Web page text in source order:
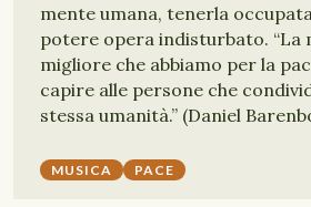
mente umana, tenerla
potere opera indisturbato. “La
migliore che abbiamo per la
capire alle persone che
stessa umanità.” (Daniel
MUSICA PACE